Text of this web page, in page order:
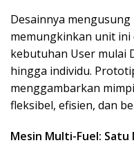
Desainnya
memungkinkan unit ini
kebutuhan User mulai
hingga individu.
menggambarkan
fleksibel, efisien, dan
Mesin Multi-Fuel: Satu